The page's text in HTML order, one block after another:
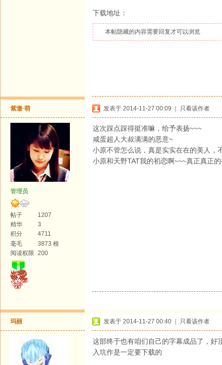
下载地址：
本帖隐藏的内容需要回复才可以浏览
紫澈·萌
管理员
帖子
1207
精华
3
积分
4711
毫毛
3873 根
阅读权限 200
发表于 2014-11-27 00:09 只看该作者
这次踩点踩得挺准嘛，给予表扬~~~
咸蛋超人大叔满满的恶意~
小原不管怎么说，真是实实在在的美人，
小原和天野TAT我的初恋啊~~~真正真正
玛丽 发表于 2014-11-27 00:40 只看该作者
这部终于也有咱们自己的字幕成品了，好
入坑作是一定要下载的